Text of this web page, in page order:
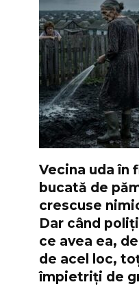
Vecina uda în
bucată de
crescuse
Dar când
ce avea ea,
de acel loc,
împietriți de